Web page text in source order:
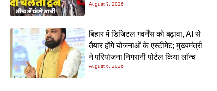
यात्रियों की लापरवाही आई सामने
August 7, 2026
बिहार में डिजिटल गवर्नेंस को बढ़ावा, AI से
तैयार होंगे योजनाओं के एस्टीमेट; मुख्यमंत्री
ने परियोजना निगरानी पोर्टल किया लॉन्च
August 6, 2026